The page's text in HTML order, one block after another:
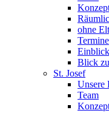
ohne
Termine
Blick
St. Josef
Unsere
Team